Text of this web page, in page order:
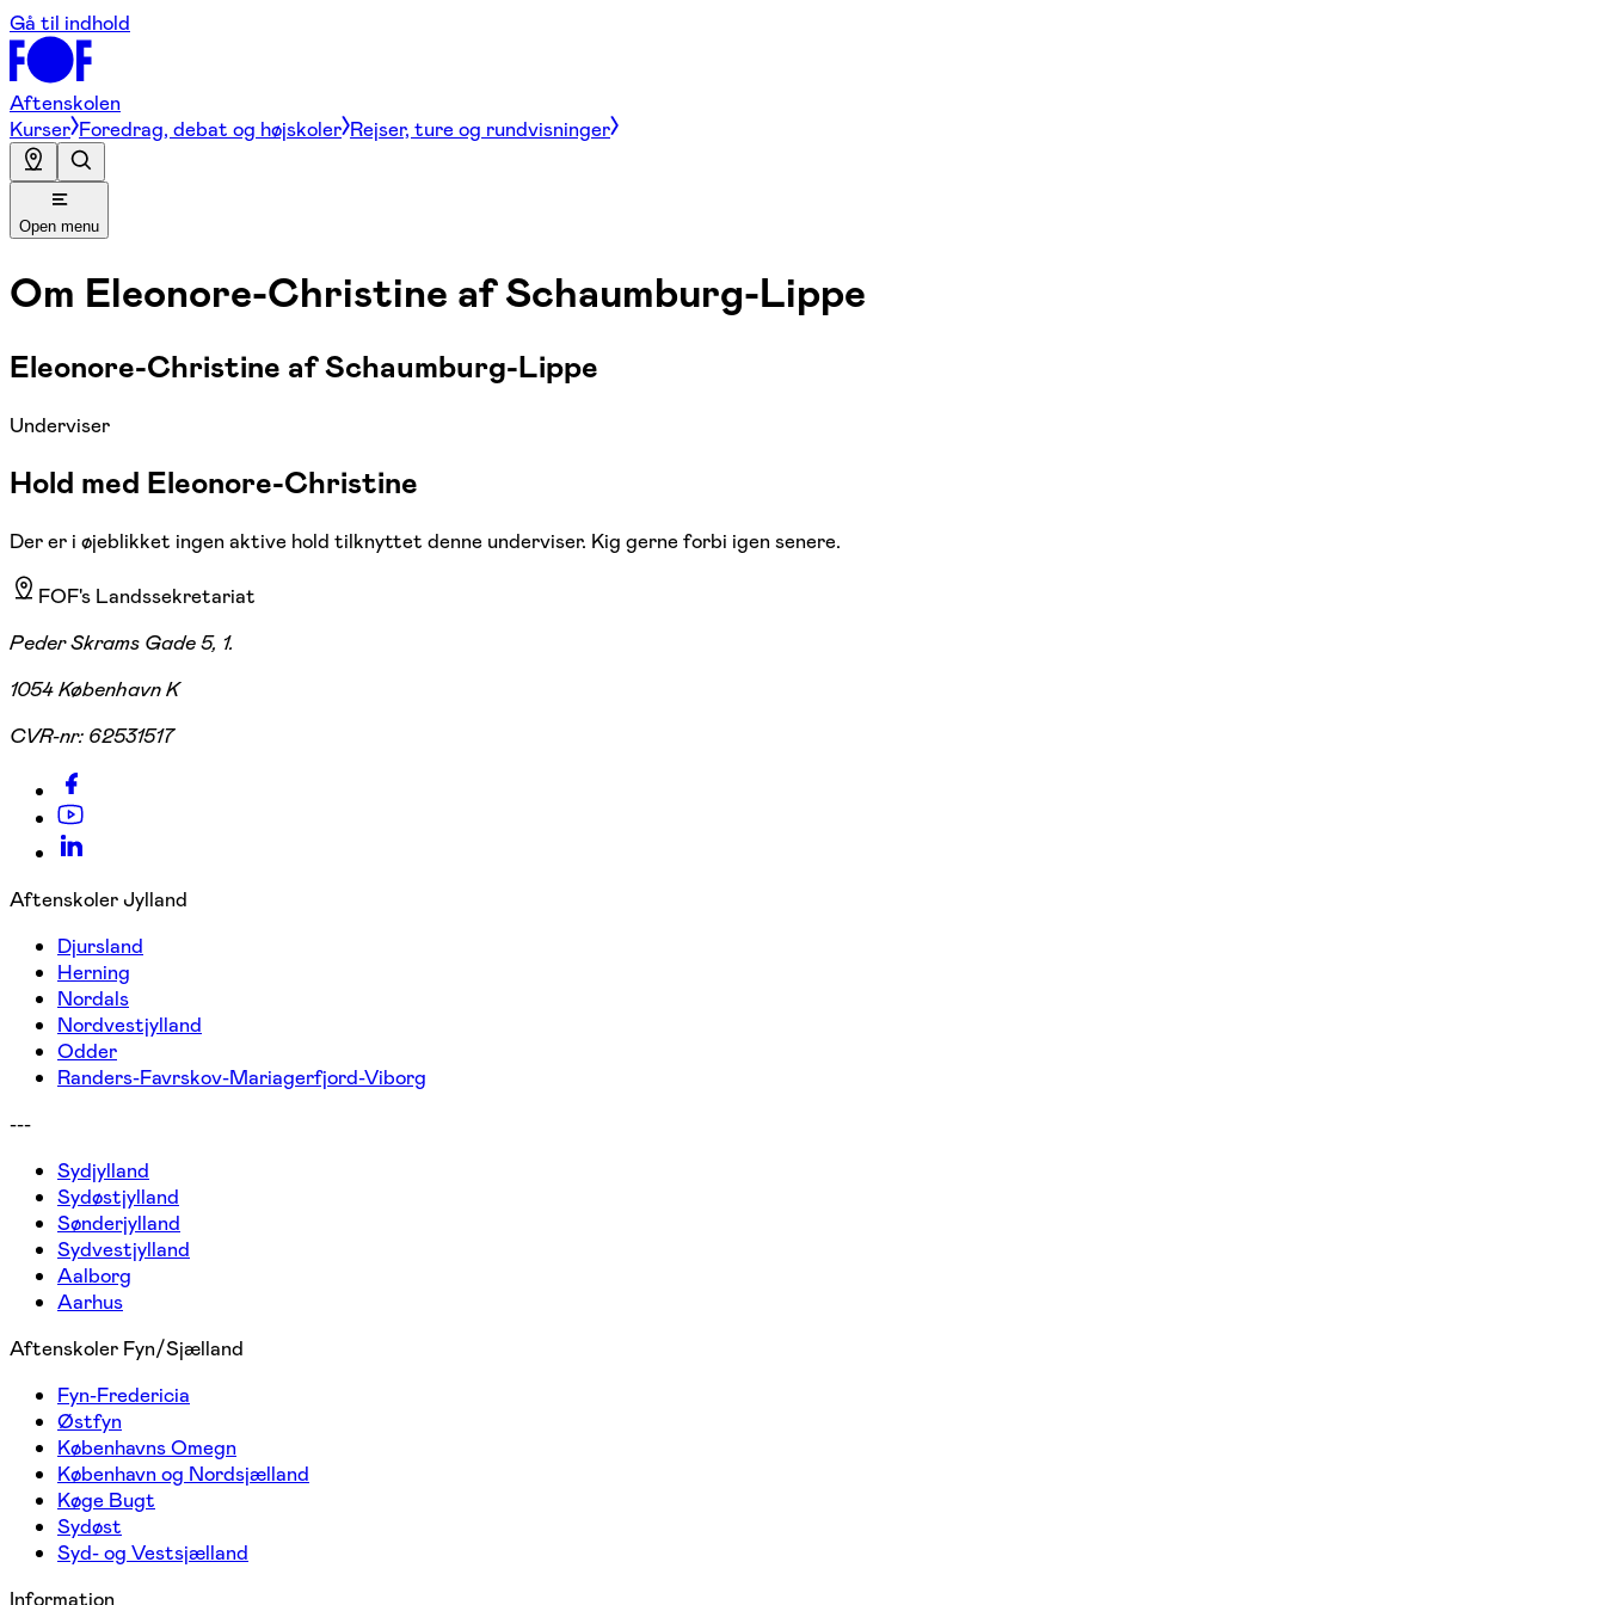
Gå til indhold
Aftenskolen
Kurser Foredrag, debat og højskoler Rejser, ture og rundvisninger
Open menu
Om Eleonore-Christine af Schaumburg-Lippe
Eleonore-Christine af Schaumburg-Lippe
Underviser
Hold med Eleonore-Christine
Der er i øjeblikket ingen aktive hold tilknyttet denne underviser. Kig gerne forbi igen senere.
FOF's Landssekretariat
Peder Skrams Gade 5, 1.
1054 København K
CVR-nr: 62531517
Aftenskoler Jylland
Djursland
Herning
Nordals
Nordvestjylland
Odder
Randers-Favrskov-Mariagerfjord-Viborg
---
Sydjylland
Sydøstjylland
Sønderjylland
Sydvestjylland
Aalborg
Aarhus
Aftenskoler Fyn/Sjælland
Fyn-Fredericia
Østfyn
Københavns Omegn
København og Nordsjælland
Køge Bugt
Sydøst
Syd- og Vestsjælland
Information